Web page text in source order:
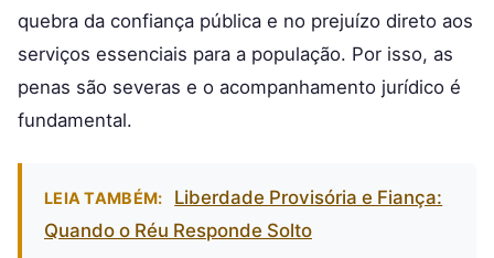
quebra da confiança pública e no prejuízo direto aos
serviços essenciais para a população. Por isso, as
penas são severas e o acompanhamento jurídico é
fundamental.
LEIA TAMBÉM:
Liberdade Provisória e Fiança:
Quando o Réu Responde Solto